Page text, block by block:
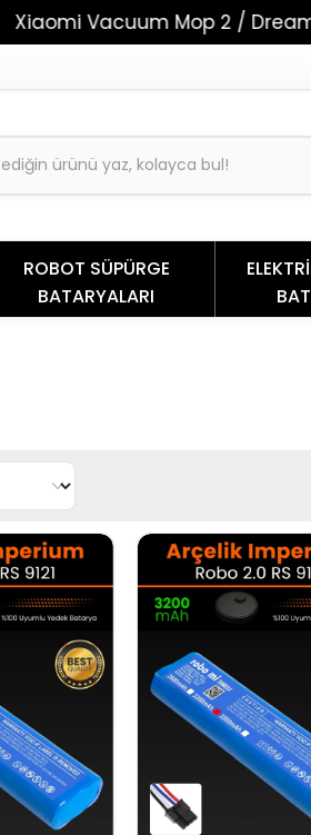
Mop 2 / Dreame D9
ROBOT SÜPÜRGE
BATARYALARI